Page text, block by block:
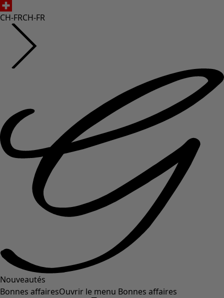
CH-FRCH-FR
Nouveautés
Bonnes affairesOuvrir le menu Bonnes affaires